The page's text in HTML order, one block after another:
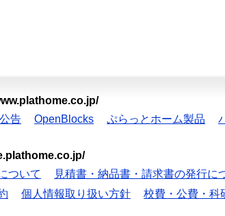
告 OpenBlocks ぷらっとホーム製品
ついて 見積書・納品書・請求書の発行に
個人情報取り扱い方針 校費・公費・科